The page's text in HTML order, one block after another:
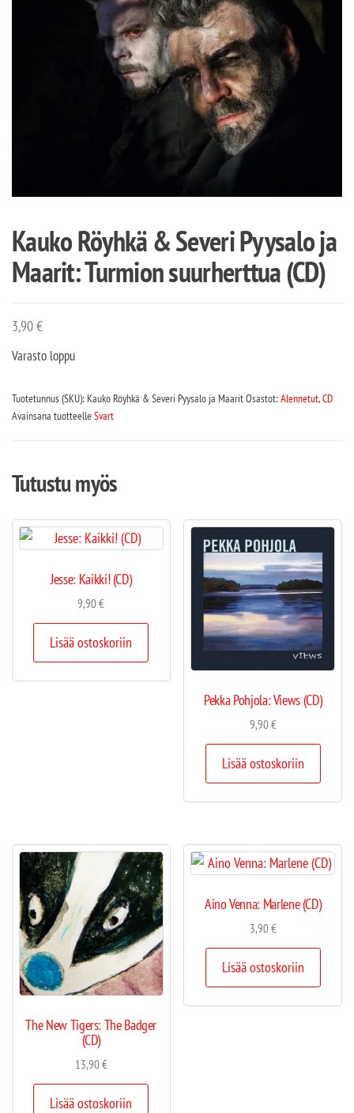
Kauko Röyhkä & Severi Pyysalo ja
Maarit: Turmion suurherttua (CD)
3,90€
Varasto loppu
Tuotetunnus (SKU): Kauko Röyhkä & Severi Pyysalo ja MaaritOsastot:Alennetut,CD
Avainsana tuotteelleSvart
Tutustu myös
Jesse: Kaikki! (CD)
9,90€
Lisää ostoskoriin
Pekka Pohjola: Views (CD)
9,90€
Lisää ostoskoriin
The New Tigers: The Badger
(CD)
13,90€
Lisää ostoskoriin
Aino Venna: Marlene (CD)
3,90€
Lisää ostoskoriin